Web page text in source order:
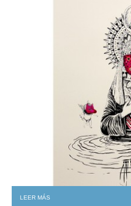
LEER MÁS